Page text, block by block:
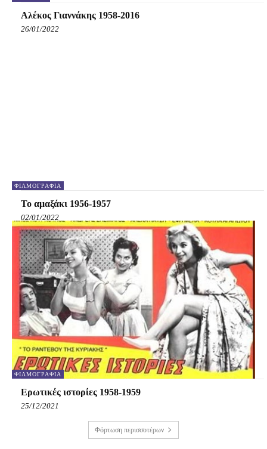
Αλέκος Γιαννάκης 1958-2016
26/01/2022
ΦΙΛΜΟΓΡΑΦΊΑ
Το αμαξάκι 1956-1957
02/01/2022
ΦΙΛΜΟΓΡΑΦΊΑ
Ερωτικές ιστορίες 1958-1959
25/12/2021
Φόρτωση περισσοτέρων